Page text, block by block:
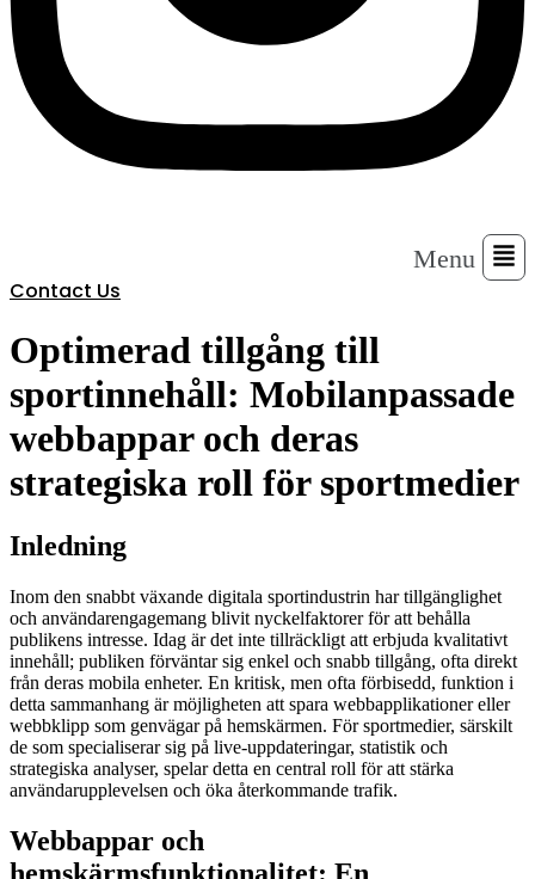
Menu
Contact Us
Optimerad tillgång till
sportinnehåll: Mobilanpassade
webbappar och deras
strategiska roll för sportmedier
Inledning
Inom den snabbt växande digitala sportindustrin har tillgänglighet
och användarengagemang blivit nyckelfaktorer för att behålla
publikens intresse. Idag är det inte tillräckligt att erbjuda kvalitativt
innehåll; publiken förväntar sig enkel och snabb tillgång, ofta direkt
från deras mobila enheter. En kritisk, men ofta förbisedd, funktion i
detta sammanhang är möjligheten att spara webbapplikationer eller
webbklipp som genvägar på hemskärmen. För sportmedier, särskilt
de som specialiserar sig på live-uppdateringar, statistik och
strategiska analyser, spelar detta en central roll för att stärka
användarupplevelsen och öka återkommande trafik.
Webbappar och
hemskärmsfunktionalitet: En